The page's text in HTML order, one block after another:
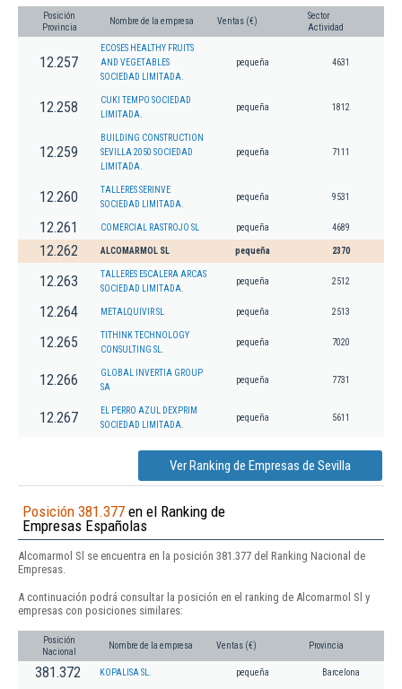
Posición
Provincia
Nombre de la empresa Ventas (€)
Sector
Actividad
12.257
ECOSES HEALTHY FRUITS
AND VEGETABLES
SOCIEDAD LIMITADA.
pequeña 4631
12.258
CUKI TEMPO SOCIEDAD
LIMITADA.
pequeña 1812
12.259
BUILDING CONSTRUCTION
SEVILLA 2050 SOCIEDAD
LIMITADA.
pequeña 7111
12.260
TALLERES SERINVE
SOCIEDAD LIMITADA.
pequeña 9531
12.261 COMERCIAL RASTROJO SL pequeña 4689
12.262 ALCOMARMOL SL pequeña 2370
12.263
TALLERES ESCALERA ARCAS
SOCIEDAD LIMITADA.
pequeña 2512
12.264 METALQUIVIR SL pequeña 2513
12.265
TITHINK TECHNOLOGY
CONSULTING SL.
pequeña 7020
12.266
GLOBAL INVERTIA GROUP
SA
pequeña 7731
12.267
EL PERRO AZUL DEXPRIM
SOCIEDAD LIMITADA.
pequeña 5611
Ver Ranking de Empresas de Sevilla
Posición 381.377 en el Ranking de
Empresas Españolas
Alcomarmol Sl se encuentra en la posición 381.377 del Ranking Nacional de
Empresas.
A continuación podrá consultar la posición en el ranking de Alcomarmol Sl y
empresas con posiciones similares:
Posición
Nacional
Nombre de la empresa Ventas (€) Provincia
381.372 KOPALISA SL. pequeña Barcelona